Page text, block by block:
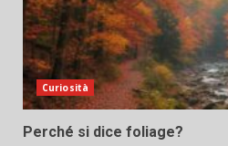
Curiosità
Perché si dice foliage?